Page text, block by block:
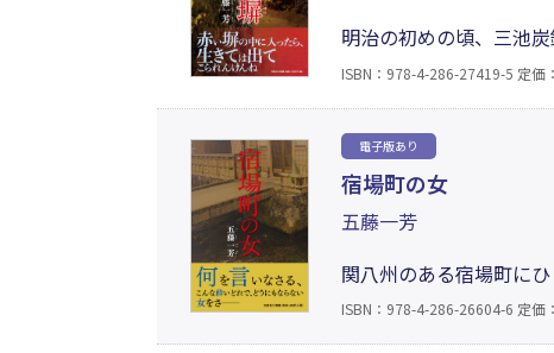
明治の初めの頃、三池
た。周辺の農民からは
働を囚人たちに強いて
──。
ISBN：978-4-286-27419-5 定価
電子版あり
宿場町の女
五藤一芳
関八州のある宿場町に
無しだが、我慢できず
ないという妙な癖を持
ISBN：978-4-286-26604-6 定価